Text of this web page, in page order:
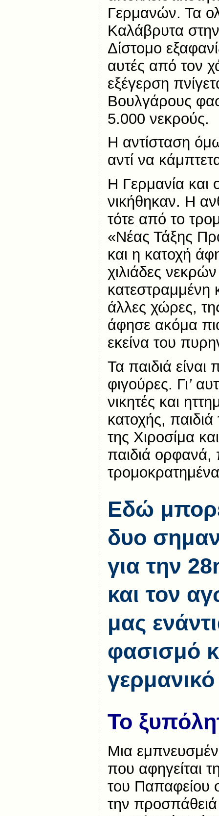
Γερμανών. Τα
Καλάβρυτα
Δίστομο
αυτές από τον
εξέγερση
Βουλγάρους
5.000 νεκρούς.
Η αντίσταση
αντί να
Η Γερμανία και
νικήθηκαν. Η
τότε από το
«Νέας Τάξης
και η κατοχή
χιλιάδες
κατεστραμμένη
άλλες χώρες,
άφησε ακόμα
εκείνα του
Τα παιδιά είναι
φιγούρες. Γι’
νικητές και
κατοχής,
της Χιροσίμα
παιδιά ορφανά,
Εδώ
δυο
για την
και τον
μας
φασισμό
Το
Μια
που αφηγείται
του Παπαφείου
την